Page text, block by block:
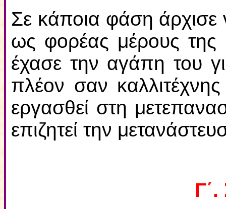
Σε κάποια φάση άρχισε
ως φορέας μέρους
έχασε την αγάπη του
πλέον σαν
εργασθεί στη
επιζητεί την